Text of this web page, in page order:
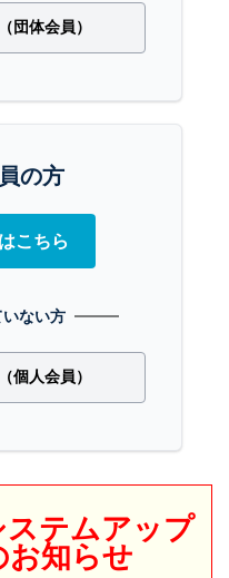
団体会員）
の方
こちら
ない方
個人会員）
ステムアップ
お知らせ